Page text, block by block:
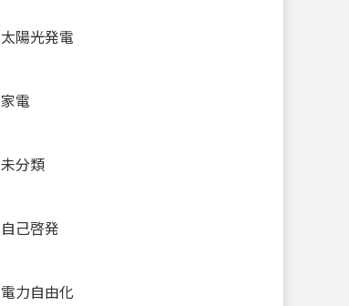
太陽光発電
家電
未分類
自己啓発
電力自由化